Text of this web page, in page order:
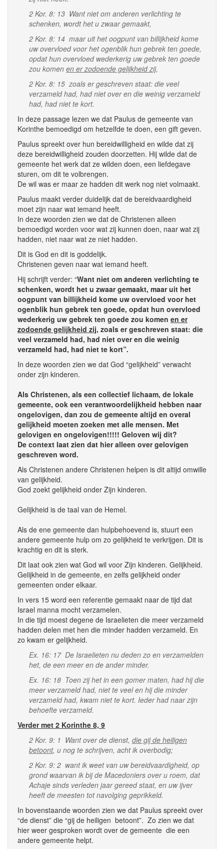
2 Kor. 8: 13 Want niet om anderen verlichting te
schenken, wordt het u zwaar gemaakt,
2 Kor. 8: 14 maar uit het oogpunt van billijkheid kome
uw overvloed voor het ogenblik hun gebrek ten goede,
opdat hun overvloed wederkerig uw gebrek ten goede
zou komen en er zodoende gelijkheid zij,
2 Kor. 8: 15 zoals er geschreven staat: die veel
verzameld had, had niet over en die weinig verzameld
had, had niet te kort.
In deze passage lezen we dat Paulus de gemeente van
Korinthe bemoedigd om hetzelfde te doen, een gift geven.
Paulus spreekt over hun bereidwilligheid en wilde dat zij
deze bereidwilligheid zouden doorzetten. Hij wilde dat de
gemeente het werk dat ze wilden doen, een liefdegave
sturen, om dit te volbrengen.
De wil was er maar ze hadden dit werk nog niet volmaakt.
Paulus maakt verder duidelijk dat de bereidvaardigheid
moet zijn naar wat iemand heeft.
In deze woorden zien we dat de Christenen alleen
bemoedigd worden voor wat zij kunnen doen, naar wat zij
hadden, niet naar wat ze niet hadden.
Dit is God en dit is goddelijk.
Christenen geven naar wat iemand heeft.
Hij schrijft verder: “Want niet om anderen verlichting te
schenken, wordt het u zwaar gemaakt, maar uit het
oogpunt van billijkheid kome uw overvloed voor het
ogenblik hun gebrek ten goede, opdat hun overvloed
wederkerig uw gebrek ten goede zou komen en er
zodoende gelijkheid zij, zoals er geschreven staat: die
veel verzameld had, had niet over en die weinig
verzameld had, had niet te kort”.
In deze woorden zien we dat God “gelijkheid” verwacht
onder zijn kinderen.
Als Christenen, als een collectief lichaam, de lokale
gemeente, ook een verantwoordelijkheid hebben naar
ongelovigen, dan zou de gemeente altijd en overal
gelijkheid moeten zoeken met alle mensen. Met
gelovigen en ongelovigen!!!!! Geloven wij dit?
De context laat zien dat hier alleen over gelovigen
geschreven word.
Als Christenen andere Christenen helpen is dit altijd omwille
van gelijkheid.
God zoekt gelijkheid onder Zijn kinderen.
Gelijkheid is de taal van de Hemel.
Als de ene gemeente dan hulpbehoevend is, stuurt een
andere gemeente hulp om zo gelijkheid te verkrijgen. Dit is
krachtig en dit is sterk.
Dit laat ook zien wat God wil voor Zijn kinderen. Gelijkheid.
Gelijkheid in de gemeente, en zelfs gelijkheid onder
gemeenten onder elkaar.
In vers 15 word een referentie gemaakt naar de tijd dat
Israel manna mocht verzamelen.
In die tijd moest degene de Israelieten die meer verzameld
hadden delen met hen die minder hadden verzameld. En
zo kwam er gelijkheid.
Ex. 16: 17 De Israelieten nu deden zo en verzamelden
het, de een meer en de ander minder.
Ex. 16: 18 Toen zij het in een gomer maten, had hij die
meer verzameld had, niet te veel en hij die minder
verzameld had, kwam niet te kort. Ieder had naar zijn
behoefte verzameld.
Verder met 2 Korinthe 8, 9
2 Kor. 9: 1 Want over de dienst, die gij de heiligen
betoont, u nog te schrijven, acht ik overbodig;
2 Kor. 9: 2 want ik weet van uw bereidvaardigheid, op
grond waarvan ik bij de Macedoniers over u roem, dat
Achaje sinds verleden jaar gereed staat, en uw ijver
heeft de meesten tot navolging geprikkeld.
In bovenstaande woorden zien we dat Paulus spreekt over
“de dienst” die “gij de heiligen betoont”. Zo zien we dat
hier weer gesproken wordt over de gemeente die een
andere gemeente helpt.